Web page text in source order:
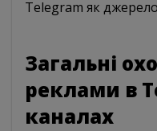
Telegram як
Загальні
реклами в
каналах